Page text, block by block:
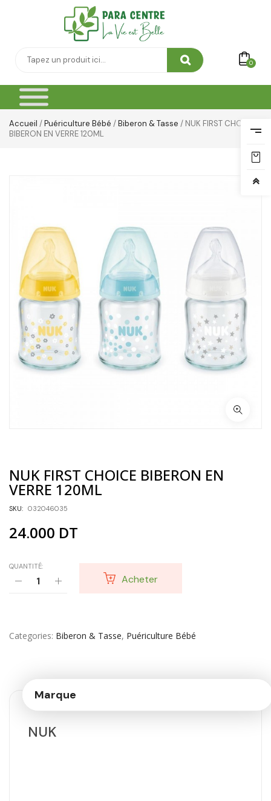
0
Accueil /Puériculture Bébé /Biberon & Tasse / NUK FIRST CHOICE
BIBERON EN VERRE 120ML
NUK FIRST CHOICE BIBERON EN
VERRE 120ML
SKU: 032046035
24.000 DT
QUANTITÉ:
Acheter
Categories Biberon & Tasse, Puériculture Bébé
Marque
NUK